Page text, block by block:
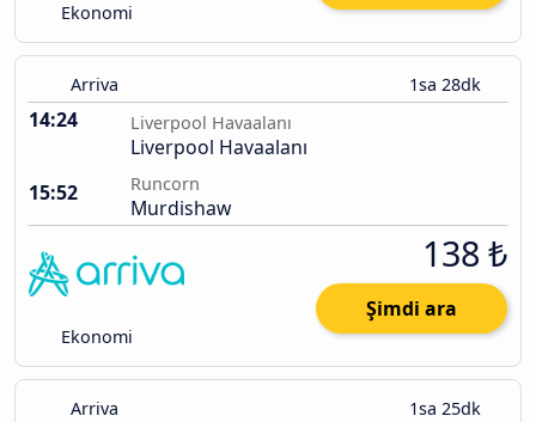
Ekonomi
Arriva 1sa 28dk
14:24 Liverpool Havaalanı
Liverpool Havaalanı
15:52
Runcorn
Murdishaw
Ekonomi
138 ₺
Şimdi ara
Arriva 1sa 25dk